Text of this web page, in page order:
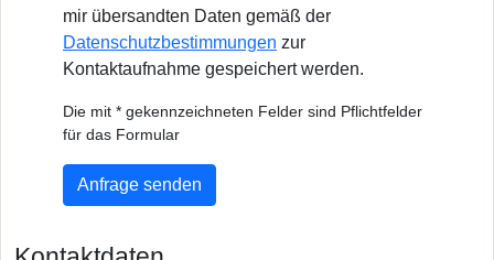
mir übersandten Daten gemäß der
Datenschutzbestimmungen zur
Kontaktaufnahme gespeichert werden.
Die mit * gekennzeichneten Felder sind Pflichtfelder
für das Formular
Anfrage senden